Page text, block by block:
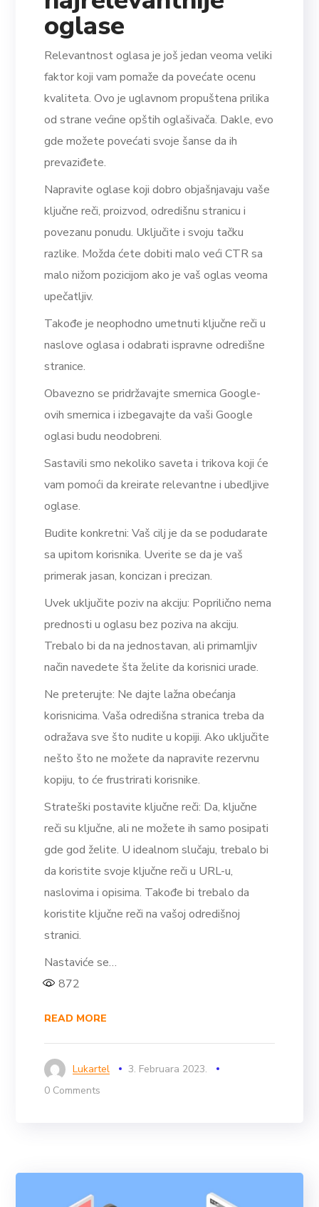
oglase
Relevantnost oglasa je još jedan veoma veliki
faktor koji vam pomaže da povećate ocenu
kvaliteta. Ovo je uglavnom propuštena prilika
od strane većine opštih oglašivača. Dakle, evo
gde možete povećati svoje šanse da ih
prevaziđete.
Napravite oglase koji dobro objašnjavaju vaše
ključne reči, proizvod, odredišnu stranicu i
povezanu ponudu. Uključite i svoju tačku
razlike. Možda ćete dobiti malo veći CTR sa
malo nižom pozicijom ako je vaš oglas veoma
upečatljiv.
Takođe je neophodno umetnuti ključne reči u
naslove oglasa i odabrati ispravne odredišne
stranice.
Obavezno se pridržavajte smernica Google-
ovih smernica i izbegavajte da vaši Google
oglasi budu neodobreni.
Sastavili smo nekoliko saveta i trikova koji će
vam pomoći da kreirate relevantne i ubedljive
oglase.
Budite konkretni: Vaš cilj je da se podudarate
sa upitom korisnika. Uverite se da je vaš
primerak jasan, koncizan i precizan.
Uvek uključite poziv na akciju: Poprilično nema
prednosti u oglasu bez poziva na akciju.
Trebalo bi da na jednostavan, ali primamljiv
način navedete šta želite da korisnici urade.
Ne preterujte: Ne dajte lažna obećanja
korisnicima. Vaša odredišna stranica treba da
odražava sve što nudite u kopiji. Ako uključite
nešto što ne možete da napravite rezervnu
kopiju, to će frustrirati korisnike.
Strateški postavite ključne reči: Da, ključne
reči su ključne, ali ne možete ih samo posipati
gde god želite. U idealnom slučaju, trebalo bi
da koristite svoje ključne reči u URL-u,
naslovima i opisima. Takođe bi trebalo da
koristite ključne reči na vašoj odredišnoj
stranici.
Nastaviće se…
872
READ MORE
Lukartel
3. Februara 2023.
0 Comments